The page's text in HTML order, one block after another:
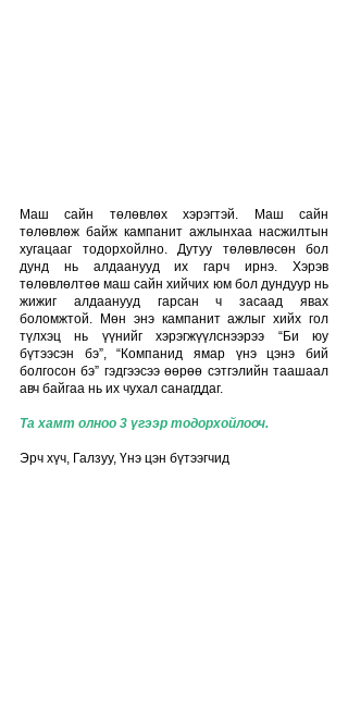
Маш сайн төлөвлөх хэрэгтэй. Маш сайн
төлөвлөж байж кампанит ажлынхаа насжилтын
хугацааг тодорхойлно. Дутуу төлөвлөсөн бол
дунд нь алдаанууд их гарч ирнэ. Хэрэв
төлөвлөлтөө маш сайн хийчих юм бол дундуур нь
жижиг алдаанууд гарсан ч засаад явах
боломжтой. Мөн энэ кампанит ажлыг хийх гол
түлхэц нь үүнийг хэрэгжүүлснээрээ “Би юу
бүтээсэн бэ”, “Компанид ямар үнэ цэнэ бий
болгосон бэ” гэдгээсээ өөрөө сэтгэлийн таашаал
авч байгаа нь их чухал санагддаг.
Та хамт олноо 3 үгээр тодорхойлооч.
Эрч хүч, Галзуу, Үнэ цэн бүтээгчид